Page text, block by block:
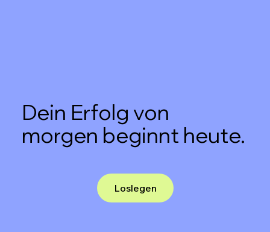
Dein Erfolg von
morgen beginnt heute.
Loslegen